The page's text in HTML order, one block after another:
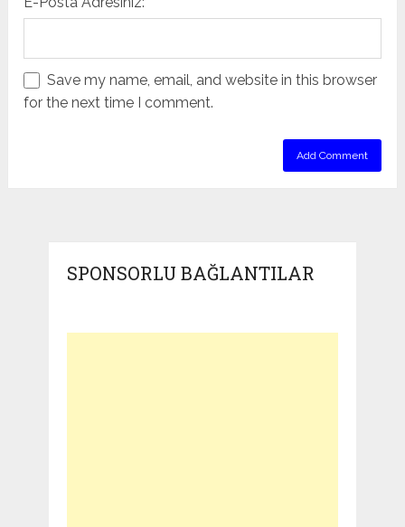
Save my name, email, and website in this browser
for the next time I comment.
SPONSORLU BAĞLANTILAR